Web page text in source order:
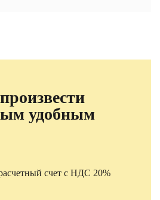
удобным
счет с НДС 20%